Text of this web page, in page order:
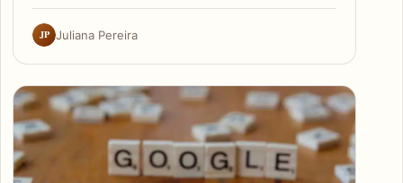
JP Juliana Pereira